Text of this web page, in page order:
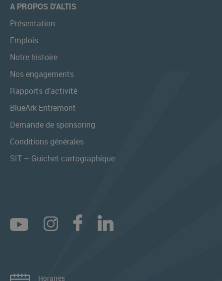
A PROPOS D'ALTIS
Présentation
Emplois
Notre histoire
Nos engagements
Rapports d’activité
BlueArk Entremont
Demande de sponsoring
Conditions générales
SIT – Guichet cartographique
Horaires